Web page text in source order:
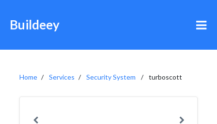
Buildeey
Home Services Security System turboscott